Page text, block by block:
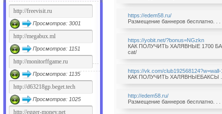
Просмотров: 3001
Просмотров: 1151
Просмотров: 1135
Просмотров: 1025
https://edem58.ru/
Размещение баннеров бесплатно. . .
https://yobit.net/?bonus=NGzkn
КАК ПОЛУЧИТЬ ХАЛЯВНЫЕ 1700
cat/
https://vk.com/
КАК ПОЛУЧИТЬ ХАЛЯВНЫЕБАКСЫ . . .
http://edem58.ru/
Размещение баннеров бесплатно. . .